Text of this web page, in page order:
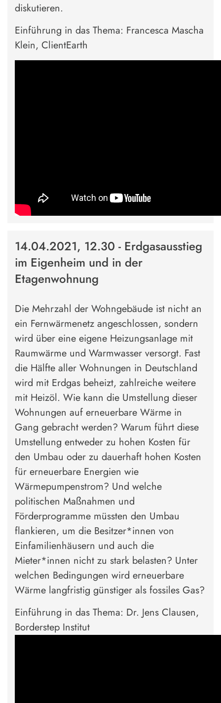
diskutieren.
Einführung in das Thema: Francesca Mascha
Klein, ClientEarth
14.04.2021, 12.30 - Erdgasausstieg
im Eigenheim und in der
Etagenwohnung
Die Mehrzahl der Wohngebäude ist nicht an
ein Fernwärmenetz angeschlossen, sondern
wird über eine eigene Heizungsanlage mit
Raumwärme und Warmwasser versorgt. Fast
die Hälfte aller Wohnungen in Deutschland
wird mit Erdgas beheizt, zahlreiche weitere
mit Heizöl. Wie kann die Umstellung dieser
Wohnungen auf erneuerbare Wärme in
Gang gebracht werden? Warum führt diese
Umstellung entweder zu hohen Kosten für
den Umbau oder zu dauerhaft hohen Kosten
für erneuerbare Energien wie
Wärmepumpenstrom? Und welche
politischen Maßnahmen und
Förderprogramme müssten den Umbau
flankieren, um die Besitzer*innen von
Einfamilienhäusern und auch die
Mieter*innen nicht zu stark belasten? Unter
welchen Bedingungen wird erneuerbare
Wärme langfristig günstiger als fossiles Gas?
Einführung in das Thema: Dr. Jens Clausen,
Borderstep Institut